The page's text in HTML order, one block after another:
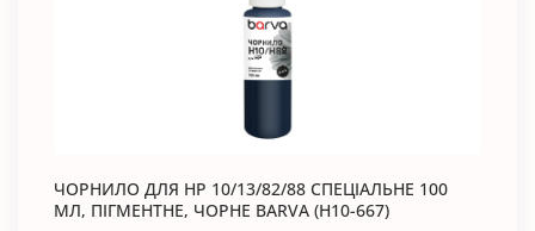
ЧОРНИЛО ДЛЯ HP 10/13/82/88 СПЕЦІАЛЬНЕ 100
МЛ, ПІГМЕНТНЕ, ЧОРНЕ BARVA (H10-667)